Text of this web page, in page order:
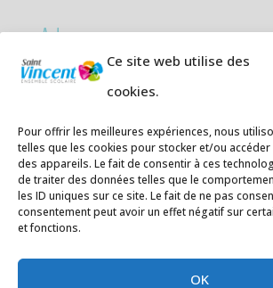
Ce site web utilise des
cookies.
Pour offrir les meilleures expériences, nous
telles que les cookies pour stocker et/ou
des appareils. Le fait de consentir à ces
de traiter des données telles que le
les ID uniques sur ce site. Le fait de ne pas
consentement peut avoir un effet négatif sur
et fonctions.
OK
Adresses:
Ecole primaire de la Plage,
Téléphone05 59 20 67 28
Collège Hendaye ville,1 rue
Libération 64700 Hendaye
Téléphone 05 59 48 89 00
E-mail: